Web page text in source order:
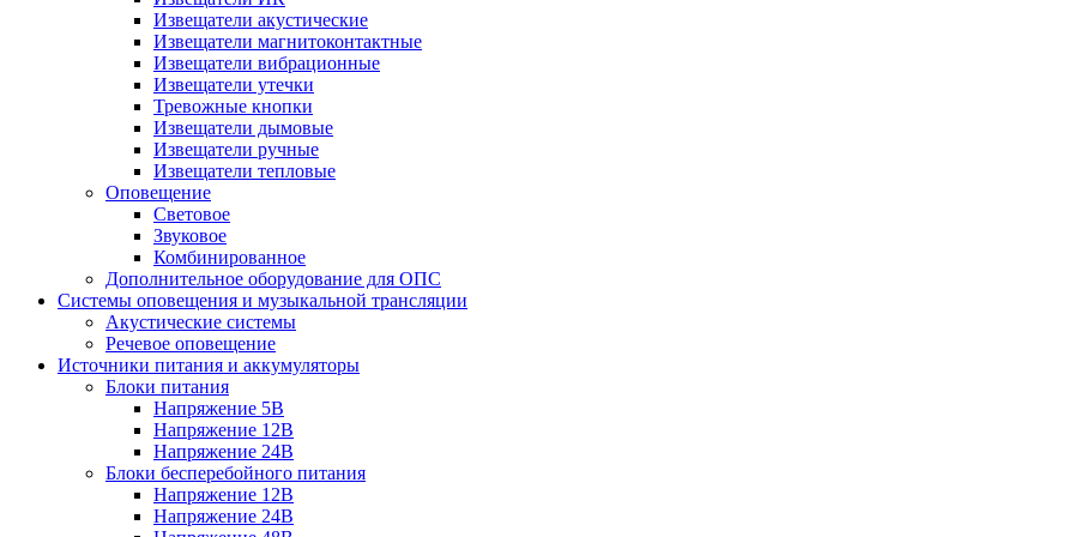
Извещатели акустические
Извещатели магнитоконтактные
Извещатели вибрационные
Извещатели утечки
Тревожные кнопки
Извещатели дымовые
Извещатели ручные
Извещатели тепловые
Оповещение
Световое
Звуковое
Комбинированное
Дополнительное оборудование для ОПС
Системы оповещения и музыкальной трансляции
Акустические системы
Речевое оповещение
Источники питания и аккумуляторы
Блоки питания
Напряжение 5В
Напряжение 12В
Напряжение 24В
Блоки бесперебойного питания
Напряжение 12В
Напряжение 24В